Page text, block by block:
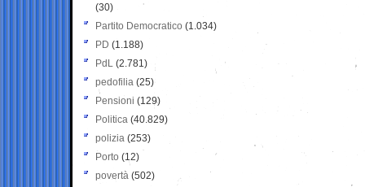
(30)
Partito Democratico (1.034)
PD (1.188)
PdL (2.781)
pedofilia (25)
Pensioni (129)
Politica (40.829)
polizia (253)
Porto (12)
povertà (502)